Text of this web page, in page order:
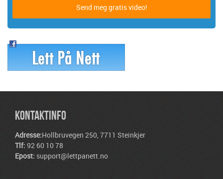
KONTAKTINFO
Adresse:Hollbruvegen 250, 7711 Steinkjer
Tlf: 92 60 10 78
Epost: support@lettpanett.no